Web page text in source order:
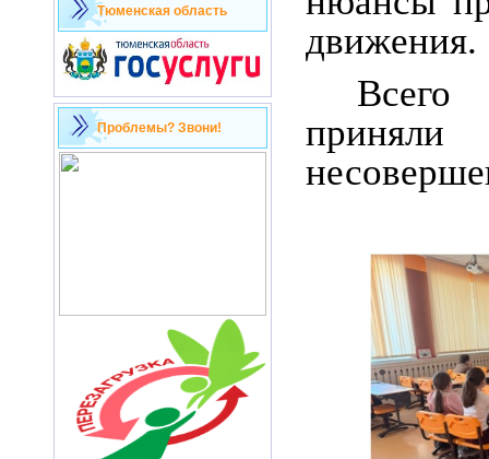
Тюменская область
Проблемы? Звони!
движения.
Всего